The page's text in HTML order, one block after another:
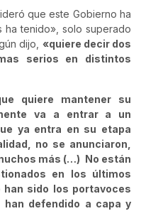
que este Gobierno ha
ha tenido», solo superado
dijo, «quiere decir dos
serios en distintos
quiere mantener su
va a entrar a un
ya entra en su etapa
no se anunciaron,
más (…) No están
en los últimos
sido los portavoces
han defendido a capa y